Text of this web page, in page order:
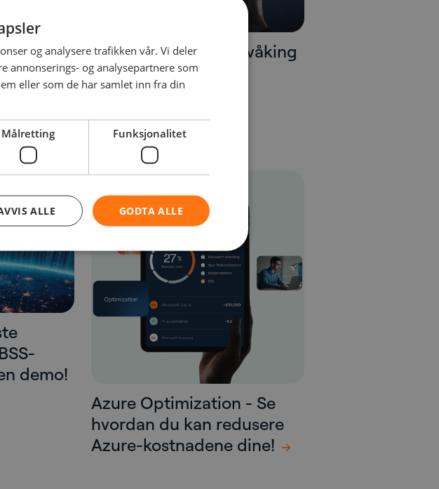
Aktiv sikkerhetsovervåking
SOC
demo!
Azure Optimization - Se
hvordan du kan redusere
Azure-kostnadene dine!
og analysere trafikken vår. Vi deler
annonserings- og analysepartnere som
eller som de har samlet inn fra din
Målretting Funksjonalitet
GODTA ALLE
ALLE